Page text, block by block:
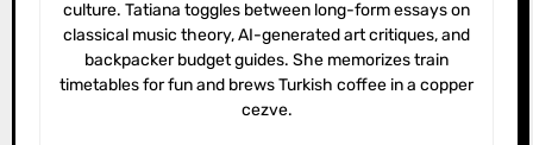
culture. Tatiana toggles between long-form essays on
classical music theory, AI-generated art critiques, and
backpacker budget guides. She memorizes train
timetables for fun and brews Turkish coffee in a copper
cezve.